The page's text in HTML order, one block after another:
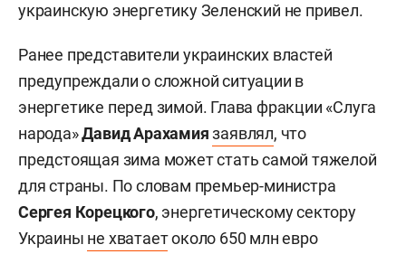
украинскую энергетику Зеленский не привел.
Ранее представители украинских властей
предупреждали о сложной ситуации в
энергетике перед зимой. Глава фракции «Слуга
народа»Давид Арахамия заявлял, что
предстоящая зима может стать самой тяжелой
для страны. По словам премьер-министра
Сергея Корецкого, энергетическому сектору
Украины не хватаетоколо 650 млн евро